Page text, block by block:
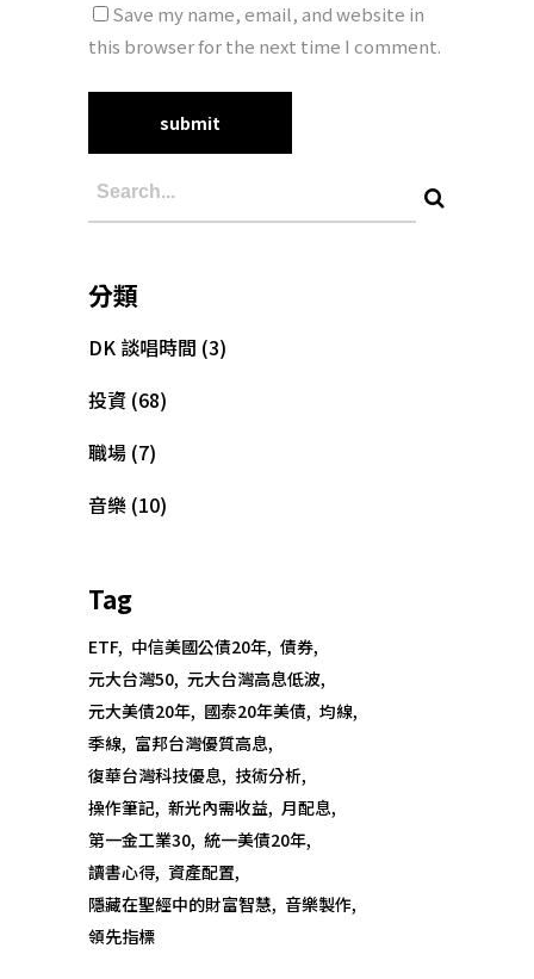
Save my name, email, and website in
this browser for the next time I comment.
分類
DK 談唱時間 (3)
投資 (68)
職場 (7)
音樂 (10)
Tag
ETF 中信美國公債20年 債券
元大台灣50 元大台灣高息低波
元大美債20年 國泰20年美債 均線
季線 富邦台灣優質高息
復華台灣科技優息 技術分析
操作筆記 新光內需收益 月配息
第一金工業30 統一美債20年
讀書心得 資產配置
隱藏在聖經中的財富智慧 音樂製作
領先指標
Copyright @大為音樂整合行銷有限公司
David Music Integrated Marketing Co.,
Ltd.
統一編號：50810526
電話：02-8668-8595
手機：0921-907-656
客服信箱：imdavidmusic@qq.com